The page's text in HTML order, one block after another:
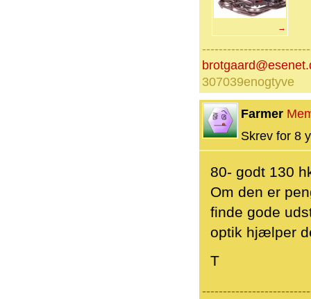
→
307039enogtyve
Farmer
Skrev for 8
80- godt 130
Om den er
finde gode
optik hjælper
T